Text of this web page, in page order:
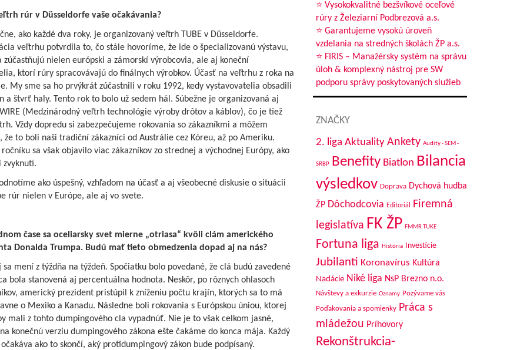
rúr v Düsseldorfe vaše očakávania?
ako každé dva roky, je organizovaný veľtrh TUBE v Düsseldorfe.
veľtrhu potvrdila to, čo stále hovoríme, že ide o špecializovanú výstavu,
zúčastňujú nielen európski a zámorskí výrobcovia, ale aj koneční
ktorí rúry spracovávajú do finálnych výrobkov. Účasť na veľtrhu z roka na
My sme sa ho prvýkrát zúčastnili v roku 1992, kedy vystavovatelia obsadili
a štvrť haly. Tento rok to bolo už sedem hál. Súbežne je organizovaná aj
(Medzinárodný veľtrh technológie výroby drôtov a káblov), čo je tiež
Vždy dopredu si zabezpečujeme rokovania so zákazníkmi a môžem
že to boli naši tradiční zákazníci od Austrálie cez Kóreu, až po Ameriku.
sa však objavilo viac zákazníkov zo strednej a východnej Európy, ako
zvyknutí.
ako úspešný, vzhľadom na účasť a aj všeobecné diskusie o situácii
rúr nielen v Európe, ale aj vo svete.
čase sa oceliarsky svet mierne „otriasa“ kvôli clám amerického
Donalda Trumpa. Budú mať tieto obmedzenia dopad aj na nás?
mení z týždňa na týždeň. Spočiatku bolo povedané, že clá budú zavedené
bola stanovená aj percentuálna hodnota. Neskôr, po rôznych ohlasoch
americký prezident pristúpil k zníženiu počtu krajín, ktorých sa to má
o Mexiko a Kanadu. Následne boli rokovania s Európskou úniou, ktorej
mali z tohto dumpingového cla vypadnúť. Nie je to však celkom jasné,
konečnú verziu dumpingového zákona ešte čakáme do konca mája. Každý
ako to skončí, aký protidumpingový zákon bude podpísaný.
⭐ Vysokokvalitné bezšvíkové oceľové
rúry z Železiarní Podbrezová a.s.
⭐ Garantujeme vysokú úroveň
vzdelania na stredných školách ŽP a.s.
⭐ FIRIS – Manažérsky systém na správu
úloh & komplexný nástroj pre SW
podporu správy poskytovaných služieb
ZNAČKY
2. liga Aktuality Ankety Audity - SEM -
SRBP Benefity Biatlon Bilancia
výsledkov Doprava Dychová hudba
ŽP Dôchodcovia Editoriál
Firemná
legislatíva FK ŽP FMMR TUKE
Fortuna liga História Investície
Jubilanti Koronavírus Kultúra
Nadácie Niké liga NsP Brezno n.o.
Návštevy a exkurzie Oznamy Pozývame vás
Poďakovania a spomienky Práca s
mládežou Príhovory
Rekonštrukcia-